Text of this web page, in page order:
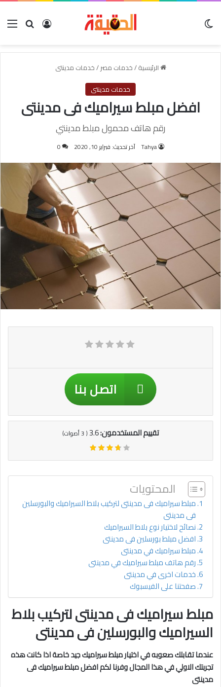
بحث عنتسجيل
الرئيسية/خدمات مصر/خدمات مدينتى
خدمات مدينتى
افضل مبلط سيراميك فى مدينتى
رقم هاتف محمول مبلط مدينتي
Tahya آخر تحديث: فبراير 10, 2020 0
اتصل بنا
تقييم المستخدمون:3.6
(
3أصوات)
المحتويات
مبلط سيراميك فى مدينتى لتركيب بلاط السيراميك والبورسلين
فى مدينتى
نصائح لاختيار نوع بلاط السيراميك
افضل مبلط بورسلين فى مدينتى
مبلط سيراميك في مدينتى
رقم هاتف مبلط سيراميك في مدينتى
خدمات اخرى في مدينتى
صفحتنا على الفيسبوك
مبلط سيراميك فى مدينتى لتركيب بلاط
السيراميك والبورسلين فى مدينتى
عندما تقابلك صعوبه في اختيار مبلط سيراميك جيد خاصة اذا كانت هذه
تجربتك الاولي في هذا المجال وفرنا لكم افضل مبلط سيراميك فى
مدينتى